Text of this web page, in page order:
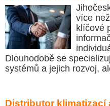
více
klíčové
Dlouhodobě se
systémů a jejich rozvoj,
Distributor klimatizací